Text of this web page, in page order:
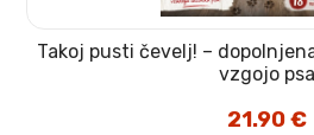
Takoj pusti čevelj! –
vzgojo psa
21.90€